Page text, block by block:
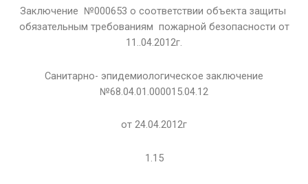
Заключение №000653 о соответствии объекта защиты
обязательным требованиям пожарной безопасности от
11..04.2012г.
Санитарно- эпидемиологическое заключение
№68.04.01.000015.04.12
от 24.04.2012г
1.15